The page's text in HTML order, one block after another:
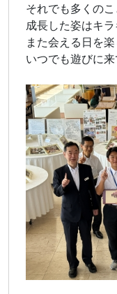
それでも多くの
成長した姿はキ
また会える日を
いつでも遊びに